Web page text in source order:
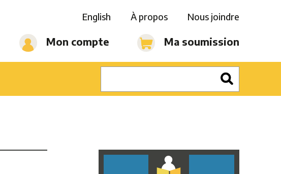
Nous joindre
À propos
English
Ma soumission
Mon compte